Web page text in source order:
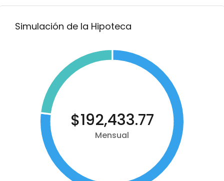
Simulación de la Hipoteca
$192,433.77
Mensual